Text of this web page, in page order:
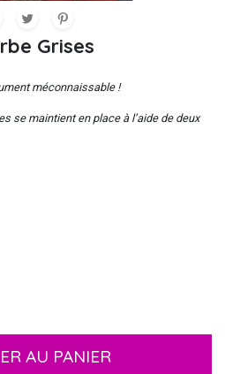
Grises
méconnaissable !
se maintient en place à l’aide de deux
AU PANIER